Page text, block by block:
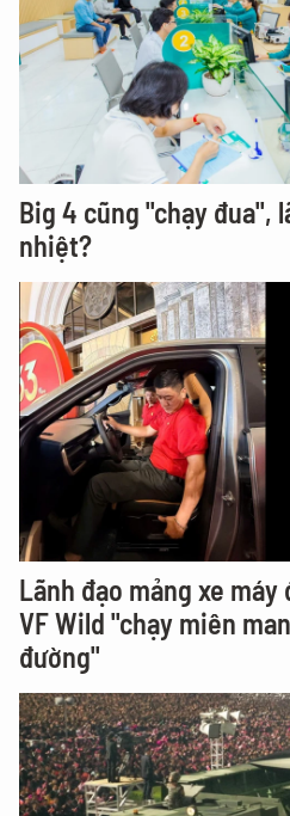
Big 4 cũng "chạy đua",
nhiệt?
Lãnh đạo mảng xe
VF Wild "chạy miên
đường"